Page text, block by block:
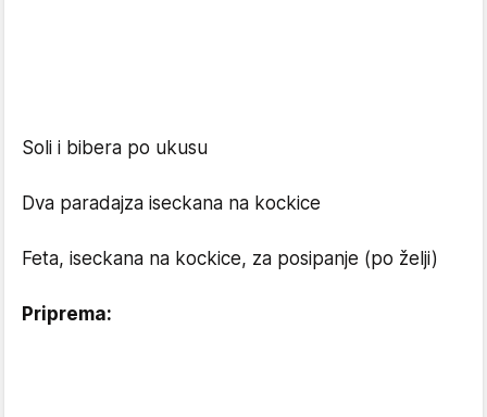
Soli i bibera po ukusu
Dva paradajza iseckana na kockice
Feta, iseckana na kockice, za posipanje (po želji)
Priprema: